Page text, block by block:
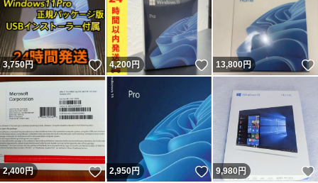
3,750円 いいね！
4,200円 いいね！
13,800円
2,400円 いいね！
2,950円 いいね！
9,980円